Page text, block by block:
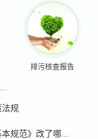
排污核查报告
法规
规范》改了哪...